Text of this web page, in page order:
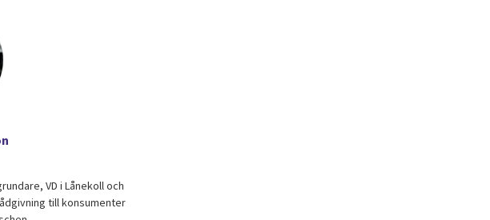
VD i Lånekoll och
till konsumenter